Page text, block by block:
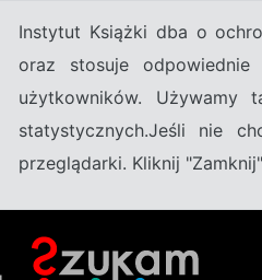
Instytut Książki dba o
oraz stosuje
użytkowników.
statystycznych.Jeśli nie
przeglądarki. Kliknij